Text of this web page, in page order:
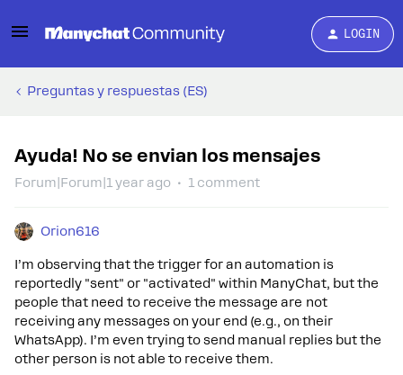
LOGIN
Preguntas y respuestas (ES)
Ayuda! No se envian los mensajes
Forum|Forum|1 year ago 1 comment
Orion616
I’m observing that the trigger for an automation is
reportedly "sent" or "activated" within ManyChat, but the
people that need to receive the message are not
receiving any messages on your end (e.g., on their
WhatsApp). I’m even trying to send manual replies but the
other person is not able to receive them.